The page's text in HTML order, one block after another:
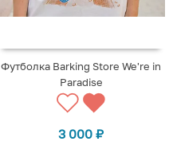
Футболка Barking Store We're in
Paradise
3 000 ₽